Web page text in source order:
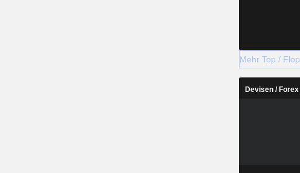
Mehr Top / Flop
Devisen / Forex